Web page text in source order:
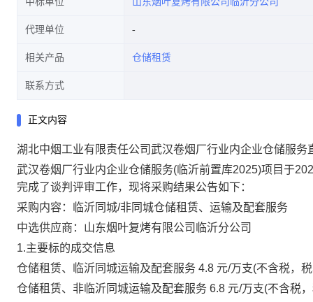
代理单位
相关产品 仓储租赁
联系方式
正文内容
湖北中烟工业有限责任公司武汉卷烟厂行业内企业仓储服务
武汉卷烟厂行业内企业仓储服务(临沂前置库2025)项目于
完成了谈判评审工作，现将采购结果公告如下：
采购内容：临沂同城/非同城仓储租赁、运输及配套服务
中选供应商：山东烟叶复烤有限公司临沂分公司
1.主要标的成交信息
仓储租赁、临沂同城运输及配套服务 4.8 元/万支(不含税，
仓储租赁、非临沂同城运输及配套服务 6.8 元/万支(不含税